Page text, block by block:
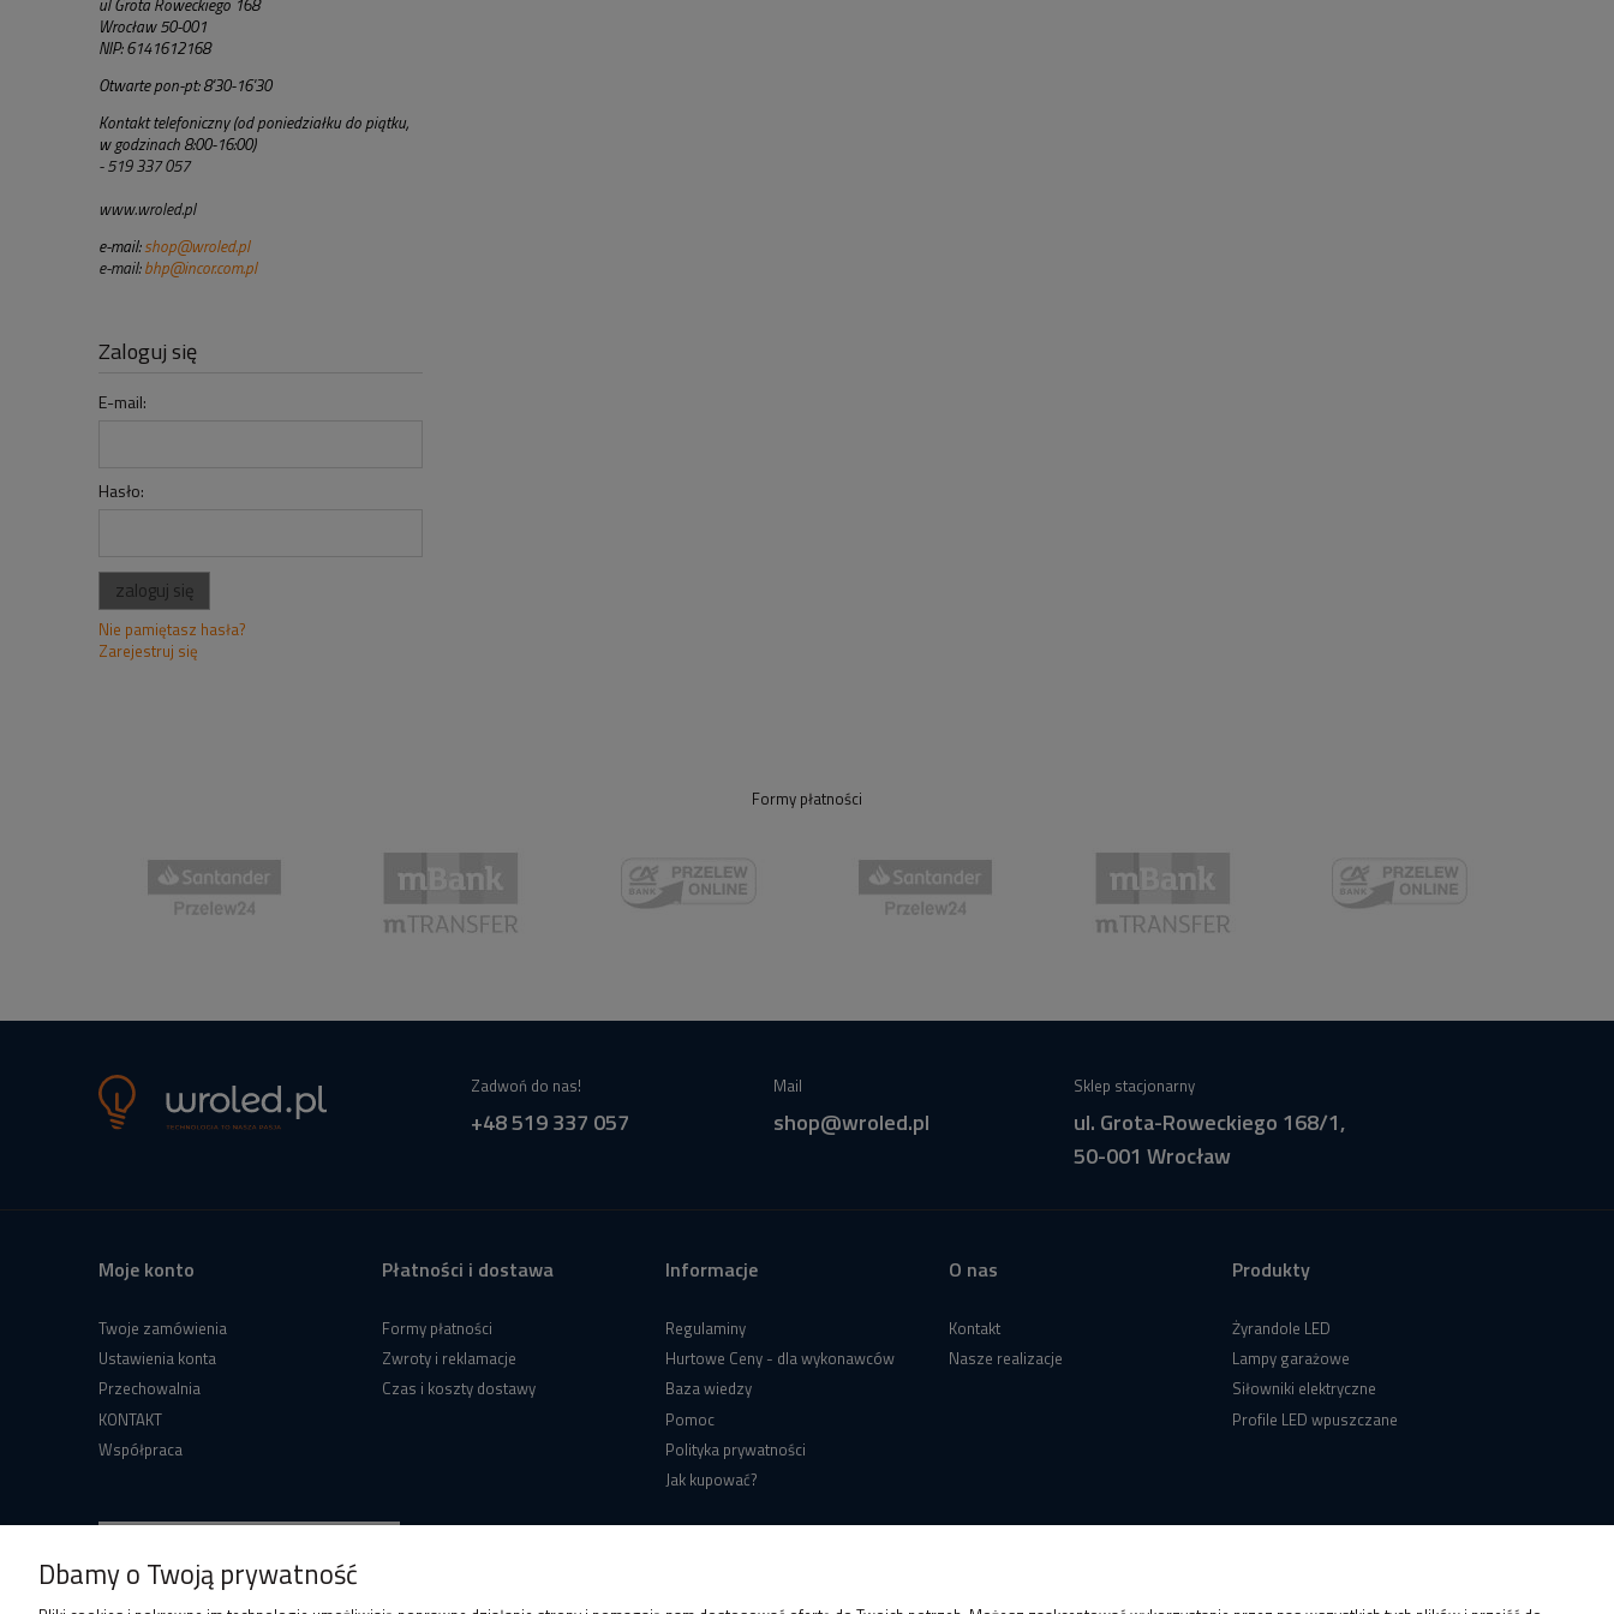
ul Grota Roweckiego 168
Wrocław 50-001
NIP: 6141612168
Otwarte pon-pt: 8'30-16'30
Kontakt telefoniczny (od poniedziałku do piątku,
w godzinach 8:00-16:00)
- 519 337 057
www.wroled.pl
e-mail: shop@wroled.pl
e-mail:bhp@incor.com.pl
Zaloguj się
E-mail:
Hasło:
zaloguj się
Nie pamiętasz hasła?
Zarejestruj się
Formy płatności
Zadwoń do nas!
+48 519 337 057
Mail
shop@wroled.pl
Sklep stacjonarny
ul. Grota-Roweckiego 168/1,
50-001 Wrocław
Moje konto
Twoje zamówienia
Ustawienia konta
Przechowalnia
KONTAKT
Współpraca
Płatności i dostawa
Formy płatności
Zwroty i reklamacje
Czas i koszty dostawy
Informacje
Regulaminy
Hurtowe Ceny - dla wykonawców
Baza wiedzy
Pomoc
Polityka prywatności
Jak kupować?
O nas
Kontakt
Nasze realizacje
Produkty
Żyrandole LED
Lampy garażowe
Siłowniki elektryczne
Profile LED wpuszczane
Dbamy o Twoją prywatność